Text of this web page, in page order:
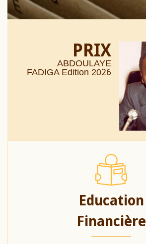
PRIX
ABDOULAYE
FADIGA Edition 2026
Education
Financière